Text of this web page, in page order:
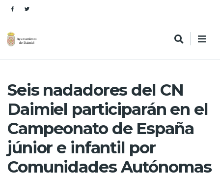
Seis nadadores del CN
Daimiel participarán en el
Campeonato de España
júnior e infantil por
Comunidades Autónomas